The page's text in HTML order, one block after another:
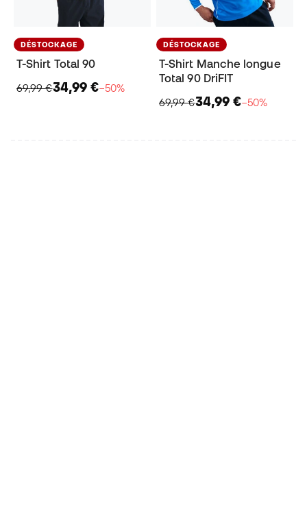
DÉSTOCKAGE
T-Shirt Total 90
69,99 €34,99 €−50%
DÉSTOCKAGE
T-Shirt Manche longue
Total 90 DriFIT
69,99 €34,99 €−50%